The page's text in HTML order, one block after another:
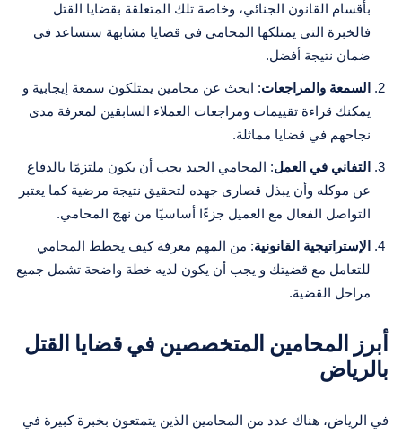
بأقسام القانون الجنائي، وخاصة تلك المتعلقة بقضايا القتل
فالخبرة التي يمتلكها المحامي في قضايا مشابهة ستساعد في
ضمان نتيجة أفضل.
السمعة والمراجعات: ابحث عن محامين يمتلكون سمعة إيجابية و
يمكنك قراءة تقييمات ومراجعات العملاء السابقين لمعرفة مدى
نجاحهم في قضايا مماثلة.
التفاني في العمل: المحامي الجيد يجب أن يكون ملتزمًا بالدفاع
عن موكله وأن يبذل قصارى جهده لتحقيق نتيجة مرضية كما يعتبر
التواصل الفعال مع العميل جزءًا أساسيًا من نهج المحامي.
الإستراتيجية القانونية: من المهم معرفة كيف يخطط المحامي
للتعامل مع قضيتك و يجب أن يكون لديه خطة واضحة تشمل جميع
مراحل القضية.
أبرز المحامين المتخصصين في قضايا القتل
بالرياض
في الرياض، هناك عدد من المحامين الذين يتمتعون بخبرة كبيرة في